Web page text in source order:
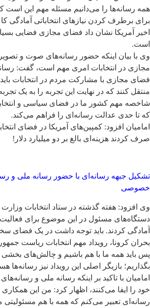
همه رسانه‌ها را می‌دانیم مسئله مهم این است
برای برطرف کردن نیازهای انتخاباتی آمادگی
اخیر آمریکا نشان داد فضای مجازی فضایی
است.
وی با بیان اینکه حضور رسانه‌های صوت و
مجازی در انتخابات امری مهم است، گفت:
فضای مجازی ‌با مشارکت مردم در انتخابات باید
منتقل کنند که در نهایت این تجربه را به یک
شاخصه مهم کشور ما در فضای سیاسی و
که تا حدی عدالت رسانه‌ای را فراهم می‌کند.
امامیان افزود: کمپین‌های آمریکا در فضای
صرف کردند هزینه‌ای بالغ بر دو میلیارد دلار!
تشکیل جبهه رسانه‌ای با حضور رسانه ملی و
خصوصی
وی افزود: هفته گذشته در ستاد انتخابات
دستگاه‌های مسئول در این موضوع برای فعالیت
آمادگی کردند. باید توجه داشت در یک فضای
بحران کرونا، رویداد مهم انتخابات ریاست
پس باید همه ما با هم باشیم و چالش‌های بخشی
بگذاریم؛ بازیگر اصلی این رویداد نیز رسانه‌ها
امامیان با تاکید بر اینکه رسانه ملی و
خود را ایفا می‌کنند، اظهار کرد: من این
رسانه‌ای تعبیر می‌کنم که همه با هم مسئولیتی